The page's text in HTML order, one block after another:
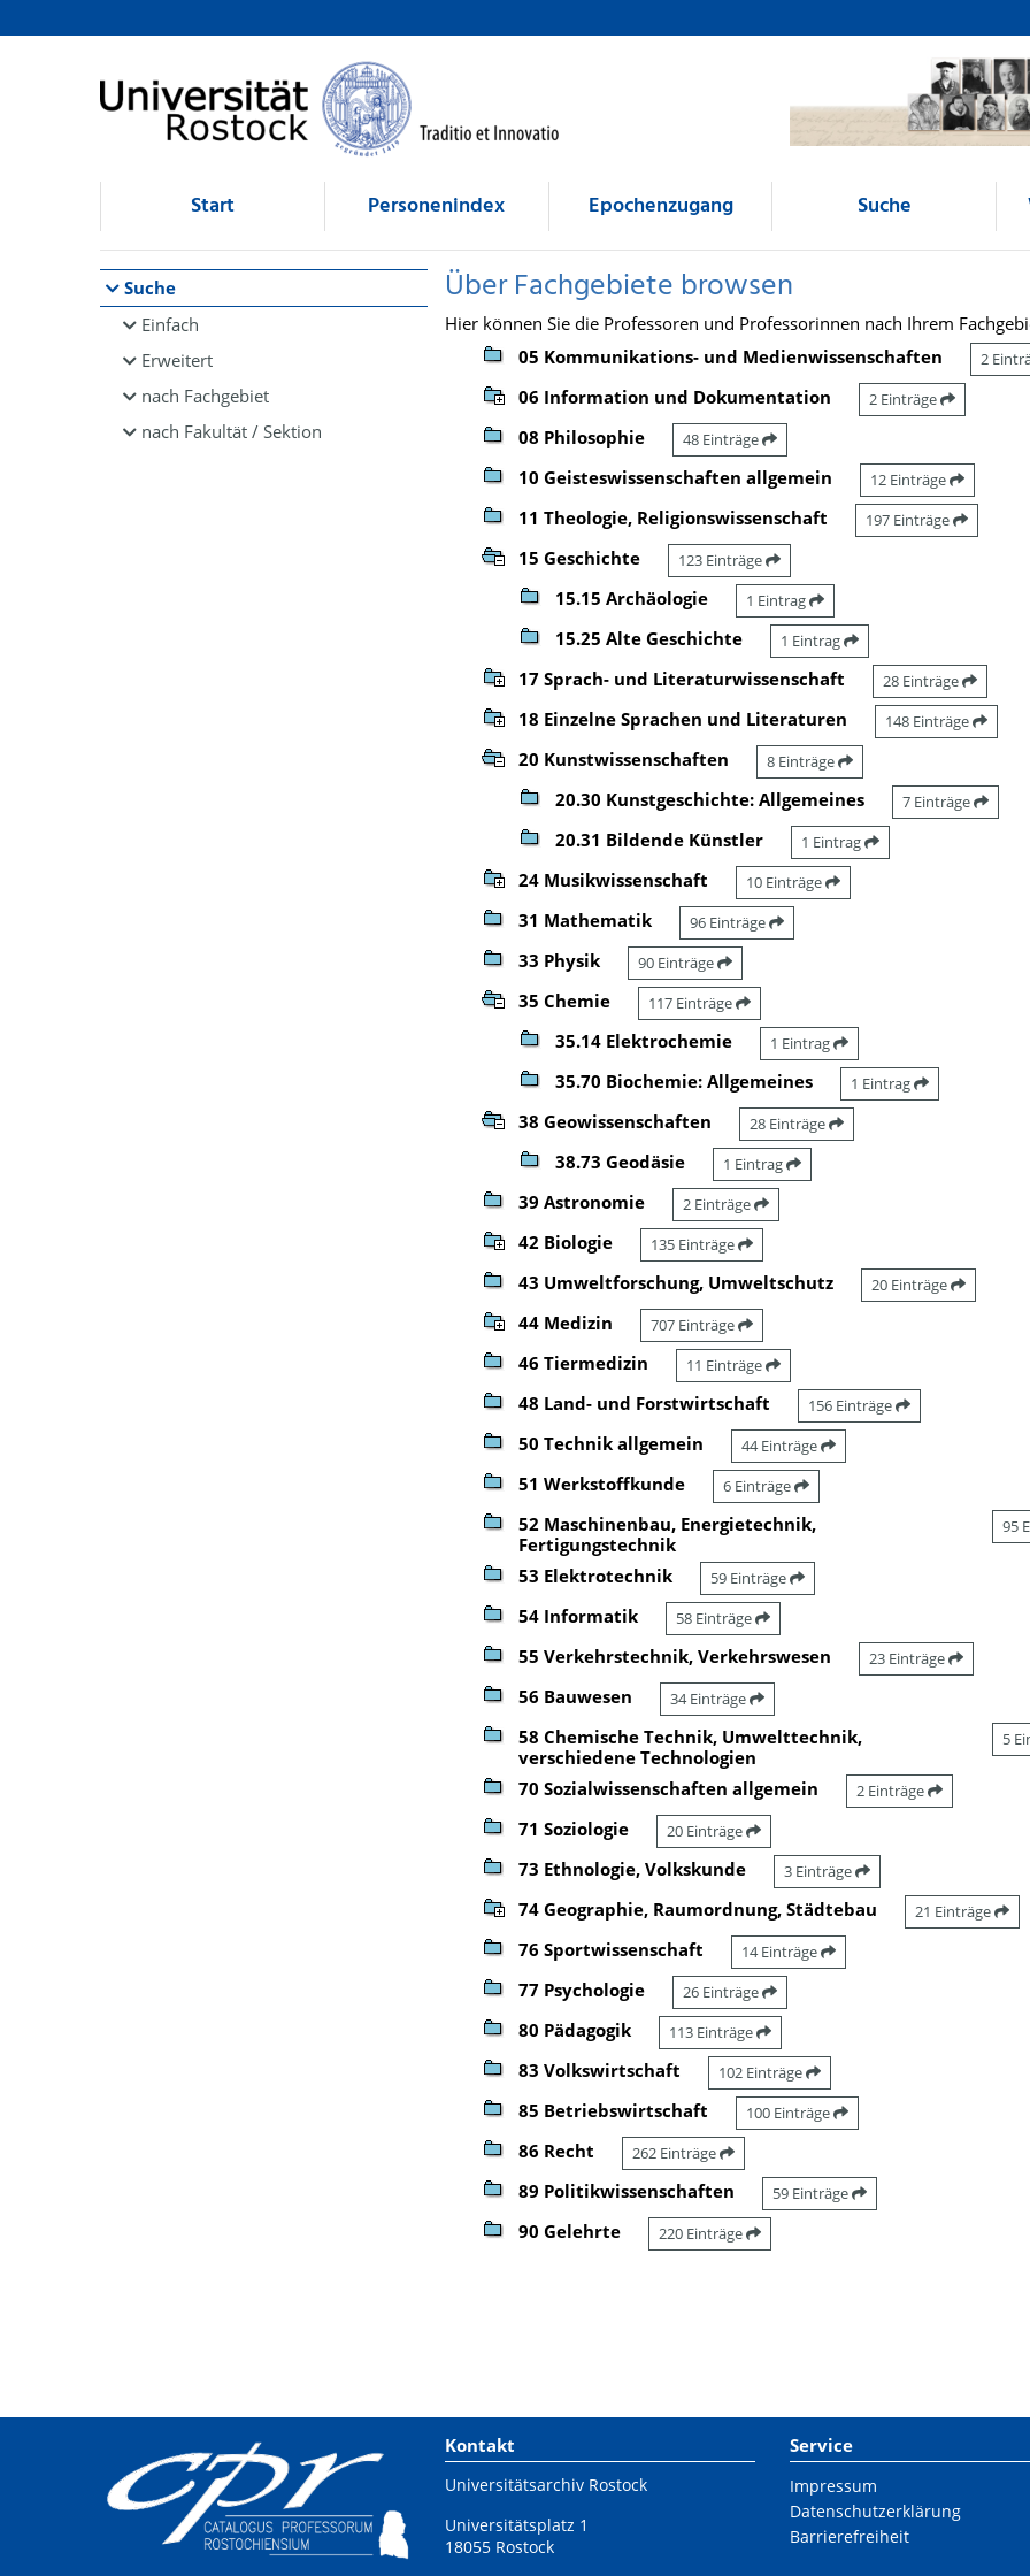
Browsen
direkt zum Inhalt
Start Personenindex Epochenzugang Suche
Suche
Einfach
Erweitert
nach Fachgebiet
nach Fakultät / Sektion
Über Fachgebiete browsen
Hier können Sie die Professoren und Professorinnen nach Ihrem
05 Kommunikations- und Medienwissenschaften
2
06 Information und Dokumentation 2 Einträge
08 Philosophie 48 Einträge
10 Geisteswissenschaften allgemein 12 Einträge
11 Theologie, Religionswissenschaft 197 Einträge
15 Geschichte 123 Einträge
15.15 Archäologie 1 Eintrag
15.25 Alte Geschichte 1 Eintrag
17 Sprach- und Literaturwissenschaft 28 Einträge
18 Einzelne Sprachen und Literaturen 148 Einträge
20 Kunstwissenschaften 8 Einträge
20.30 Kunstgeschichte: Allgemeines 7 Einträge
20.31 Bildende Künstler 1 Eintrag
24 Musikwissenschaft 10 Einträge
31 Mathematik 96 Einträge
33 Physik 90 Einträge
35 Chemie 117 Einträge
35.14 Elektrochemie 1 Eintrag
35.70 Biochemie: Allgemeines 1 Eintrag
38 Geowissenschaften 28 Einträge
38.73 Geodäsie 1 Eintrag
39 Astronomie 2 Einträge
42 Biologie 135 Einträge
43 Umweltforschung, Umweltschutz 20 Einträge
44 Medizin 707 Einträge
46 Tiermedizin 11 Einträge
48 Land- und Forstwirtschaft 156 Einträge
50 Technik allgemein 44 Einträge
51 Werkstoffkunde 6 Einträge
52 Maschinenbau, Energietechnik,
Fertigungstechnik
95
53 Elektrotechnik 59 Einträge
54 Informatik 58 Einträge
55 Verkehrstechnik, Verkehrswesen 23 Einträge
56 Bauwesen 34 Einträge
58 Chemische Technik, Umwelttechnik,
verschiedene Technologien
5
70 Sozialwissenschaften allgemein 2 Einträge
71 Soziologie 20 Einträge
73 Ethnologie, Volkskunde 3 Einträge
74 Geographie, Raumordnung, Städtebau 21 Einträge
76 Sportwissenschaft 14 Einträge
77 Psychologie 26 Einträge
80 Pädagogik 113 Einträge
83 Volkswirtschaft 102 Einträge
85 Betriebswirtschaft 100 Einträge
86 Recht 262 Einträge
89 Politikwissenschaften 59 Einträge
90 Gelehrte 220 Einträge
Kontakt
Universitätsarchiv Rostock
Universitätsplatz 1
18055 Rostock
Service
Impressum
Datenschutzerklärung
Barrierefreiheit